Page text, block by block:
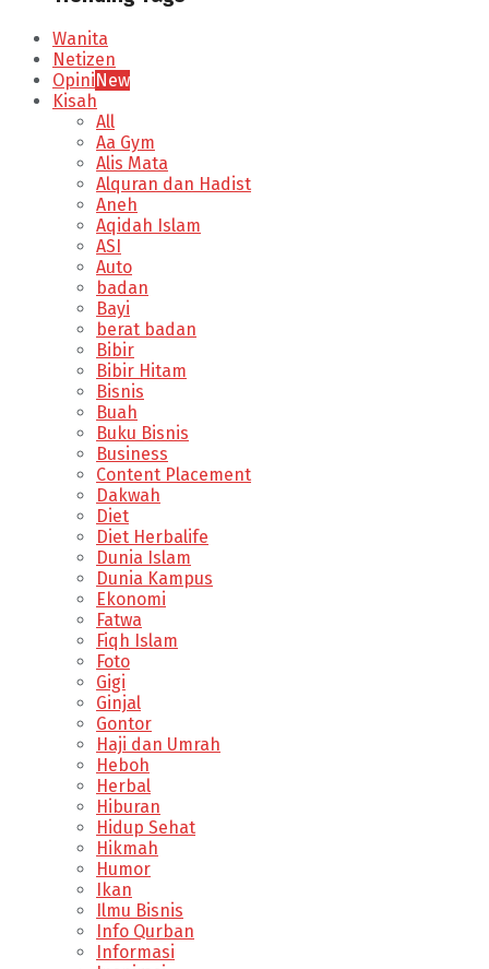
Wanita
Netizen
OpiniNew
Kisah
All
Aa Gym
Alis Mata
Alquran dan Hadist
Aneh
Aqidah Islam
ASI
Auto
badan
Bayi
berat badan
Bibir
Bibir Hitam
Bisnis
Buah
Buku Bisnis
Business
Content Placement
Dakwah
Diet
Diet Herbalife
Dunia Islam
Dunia Kampus
Ekonomi
Fatwa
Fiqh Islam
Foto
Gigi
Ginjal
Gontor
Haji dan Umrah
Heboh
Herbal
Hiburan
Hidup Sehat
Hikmah
Humor
Ikan
Ilmu Bisnis
Info Qurban
Informasi